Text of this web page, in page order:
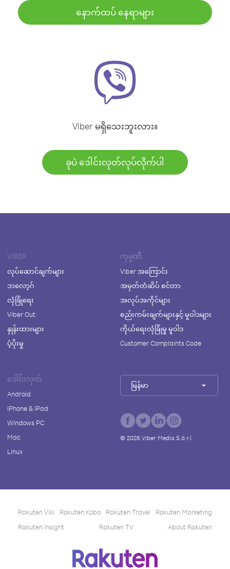
နောက်ထပ် နေရာများ
Viber မရှိသေးဘူးလား။
ခုပဲ ဒေါင်းလုတ်လုပ်လိုက်ပါ
VIBER
လုပ်ဆောင်ချက်များ
ဘလော့ဂ်
လုံခြုံရေး
Viber Out
နှုန်းထားများ
ပံ့ပိုးမှု
ကုမ္ပဏီ
Viber အကြောင်း
အမှတ်တံဆိပ် စင်တာ
အလုပ်အကိုင်များ
စည်းကမ်းချက်များနှင့် မူဝါဒများ
ကိုယ်ရေးလုံခြုံမှု မူဝါဒ
Customer Complaints Code
ဒေါင်းလုတ်
Android
iPhone & iPad
Windows PC
Mac
Linux
မြန်မာ
© 2026Viber Media S.à r.l.
Rakuten Viki Rakuten Kobo Rakuten Travel
Rakuten Marketing
Rakuten Insight
Rakuten TV About Rakuten